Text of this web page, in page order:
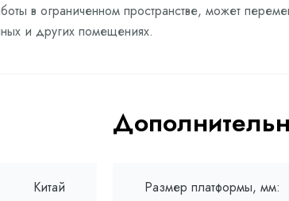
в ограниченном пространстве, может
и других помещениях.
Китай Размер платформы, мм: